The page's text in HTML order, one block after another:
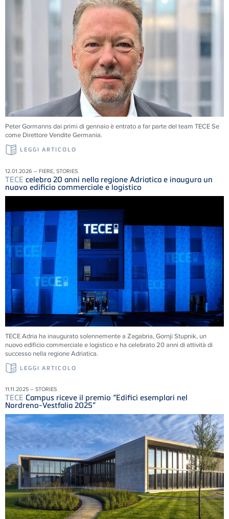
Peter Gormanns dai primi di gennaio è entrato a far parte del team TECESe
come Direttore Vendite Germania.
LEGGI ARTICOLO
12.01.2026 – FIERE, STORIES
TECE celebra 20 anni nella regione Adriatica e inaugura un
nuovo edificio commerciale e logistico
TECEAdria ha inaugurato solennemente a Zagabria, Gornji Stupnik, un
nuovo edificio commerciale e logistico e ha celebrato 20 anni di attività di
successo nella regione Adriatica.
LEGGI ARTICOLO
11.11.2025 – STORIES
TECE Campus riceve il premio “Edifici esemplari nel
Nordreno-Vestfalia 2025”